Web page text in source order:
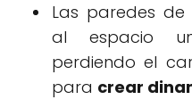
Las paredes
al espacio
perdiendo el
para crear